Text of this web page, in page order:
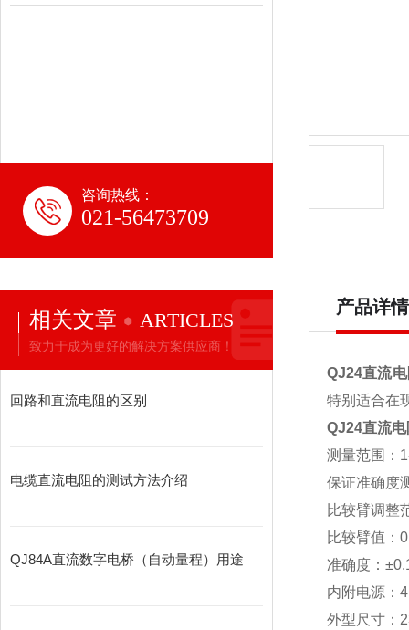
咨询热线：
021-56473709
相关文章 ARTICLES
致力于成为更好的解决方案供应商！
回路和直流电阻的区别
电缆直流电阻的测试方法介绍
QJ84A直流数字电桥（自动量程）用途
产品详情
QJ24直流
特别适合在
QJ24直流
测量范围：
保证准确度
比较臂调整
比较臂值：
准确度：
内附电源：
外型尺寸：